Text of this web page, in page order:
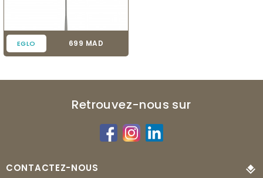
EGLO Prix
699 MAD
Retrouvez-nous sur
CONTACTEZ-NOUS